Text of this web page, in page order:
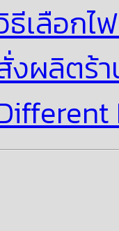
ธีเลือกไ
งผลิตร้า